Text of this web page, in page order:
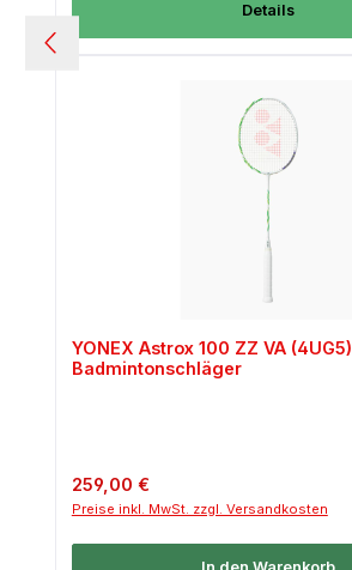
Details
YONEX Astrox 100 ZZ VA (4UG5)
Badmintonschläger
Regulärer Preis:
259,00 €
Preise inkl. MwSt. zzgl. Versandkosten